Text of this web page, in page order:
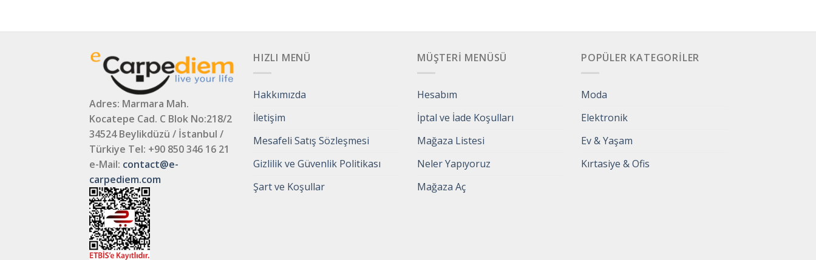
Adres: Marmara Mah.
Kocatepe Cad. C Blok No:218/2
34524 Beylikdüzü / İstanbul /
Türkiye Tel: +90 850 346 16 21
e-Mail: contact@e-
carpediem.com
HIZLI MENÜ
Hakkımızda
İletişim
Mesafeli Satış Sözleşmesi
Gizlilik ve Güvenlik Politikası
Şart ve Koşullar
MÜŞTERI MENÜSÜ
Hesabım
İptal ve İade Koşulları
Mağaza Listesi
Neler Yapıyoruz
Mağaza Aç
POPÜLER KATEGORILER
Moda
Elektronik
Ev & Yaşam
Kırtasiye & Ofis